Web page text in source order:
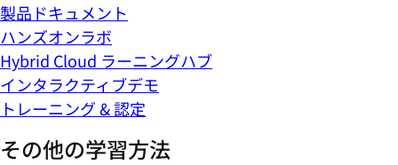
製品ドキュメント
ハンズオンラボ
Hybrid Cloud ラーニングハブ
インタラクティブデモ
トレーニング & 認定
その他の学習方法